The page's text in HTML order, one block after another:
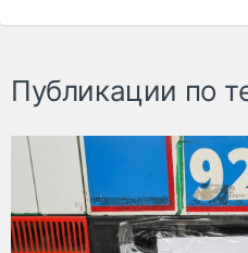
Публикации по